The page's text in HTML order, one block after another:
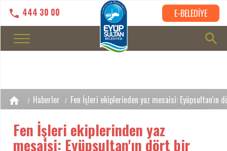
444 30 00 E-BELEDİYE
Haberler Fen İşleri ekiplerinden yaz mesaisi: Eyüpsultan'ın
Fen İşleri ekiplerinden yaz
mesaisi: Eyüpsultan'ın dört bir